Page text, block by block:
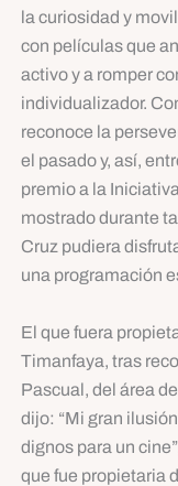
la curiosidad y
con películas que
activo y a romper
individualizador.
reconoce la
el pasado y, así,
premio a la
mostrado durante
Cruz pudiera
una programación
El que fuera
Timanfaya, tras
Pascual, del área
dijo: “Mi gran
dignos para un
que fue propietaria